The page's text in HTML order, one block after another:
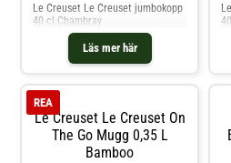
Läs mer här
Le Creuset Le Creuset jumbokopp
40 cl Chambray
Le Creuset Le Creuset On
The Go Mugg 0,35 L
Bamboo
REA